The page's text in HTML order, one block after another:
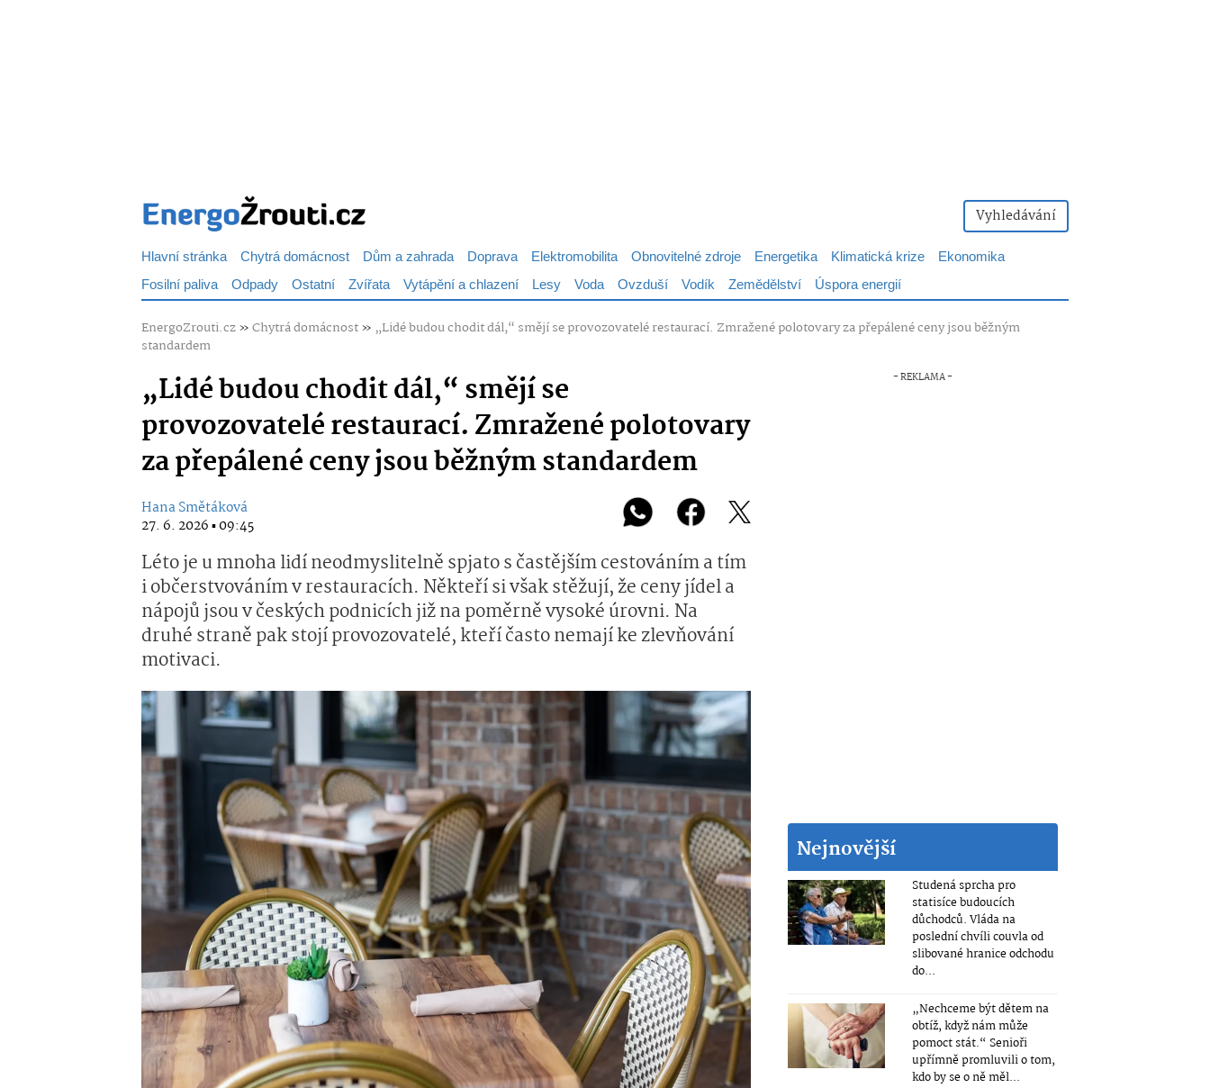
Vyhledávání
Hlavní stránka Chytrá domácnost Dům a zahrada Doprava Elektromobilita Obnovitelné zdroje Energetika Klimatická krize
Ekonomika
Fosilní paliva Odpady Ostatní Zvířata Vytápění a chlazení Lesy Voda Ovzduší Vodík Zemědělství Úspora energií
EnergoZrouti.cz»Chytrá domácnost» „Lidé budou chodit dál,“ smějí se provozovatelé restaurací. Zmražené polotovary za přepálené ceny jsou běžným
standardem
„Lidé budou chodit dál,“ smějí se
provozovatelé restaurací. Zmražené polotovary
za přepálené ceny jsou běžným standardem
Hana Smětáková
27. 6. 2026 ▪ 09:45
Léto je u mnoha lidí neodmyslitelně spjato s častějším cestováním a tím
i občerstvováním v restauracích. Někteří si však stěžují, že ceny jídel a
nápojů jsou v českých podnicích již na poměrně vysoké úrovni. Na
druhé straně pak stojí provozovatelé, kteří často nemají ke zlevňování
motivaci.
Nejnovější
Studená sprcha pro
statisíce budoucích
důchodců. Vláda na
poslední chvíli couvla od
slibované hranice odchodu
do...
„Nechceme být dětem na
obtíž, když nám může
pomoct stát.“ Senioři
upřímně promluvili o tom,
kdo by se o ně měl...